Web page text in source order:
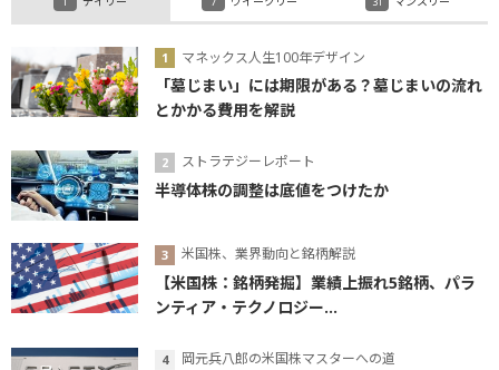
マネックス人生100年デザイン
「墓じまい」には期限がある？墓じまいの流れ
とかかる費用を解説
ストラテジーレポート
半導体株の調整は底値をつけたか
米国株、業界動向と銘柄解説
【米国株：銘柄発掘】業績上振れ5銘柄、パラ
ンティア・テクノロジー...
岡元兵八郎の米国株マスターへの道